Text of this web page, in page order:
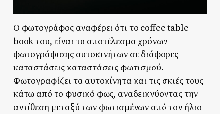
Ο φωτογράφος αναφέρει ότι το coffee table
book του, είναι το αποτέλεσμα χρόνων
φωτογράφισης αυτοκινήτων σε διάφορες
καταστάσεις καταστάσεις φωτισμού.
Φωτογραφίζει τα αυτοκίνητα και τις σκιές τους
κάτω από το φυσικό φως, αναδεικνύοντας την
αντίθεση μεταξύ των φωτισμένων από τον ήλιο